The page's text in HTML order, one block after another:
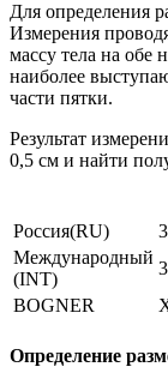
Для определения
Измерения
массу тела на обе
наиболее
части пятки.
Результат
0,5 см и найти
Россия(RU)
Международный
(INT)
BOGNER
Определение